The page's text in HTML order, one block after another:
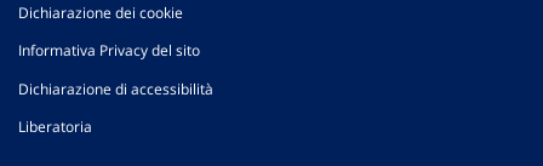
Dichiarazione dei cookie
Informativa Privacy del sito
Dichiarazione di accessibilità
Liberatoria